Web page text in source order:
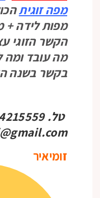
מפהזוגית
מפות לידה
הקשר הזוגי
מה עובד ומה
בקשר בשנה הזו –
טל. 0524215559
זומיאיר